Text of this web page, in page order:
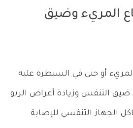
المريء وضيق
أو حتى في السيطرة عليه
التنفس وزيادة أعراض الربو
الجهاز التنفسي للإصابة